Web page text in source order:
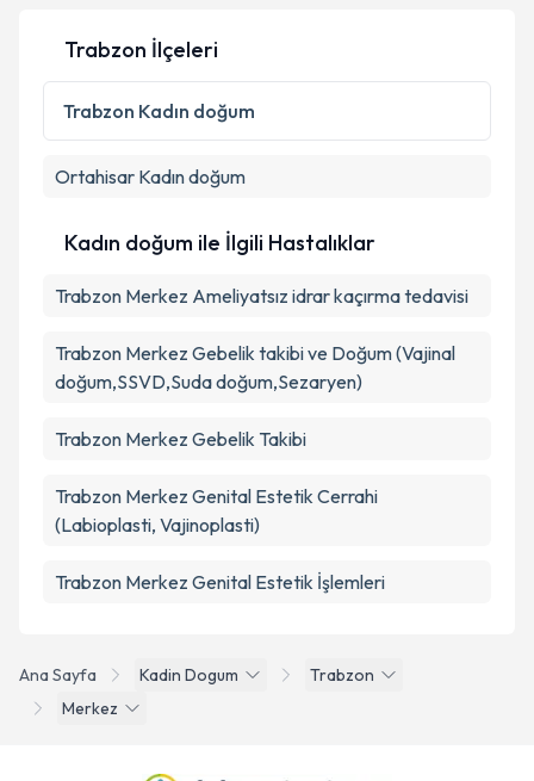
Ana Sayfa Kadin Dogum
Trabzon
Merkez
Trabzon İlçeleri
Trabzon Kadın doğum
Ortahisar Kadın doğum
Kadın doğum ile İlgili Hastalıklar
Trabzon Merkez Ameliyatsız idrar kaçırma tedavisi
Trabzon Merkez Gebelik takibi ve Doğum (Vajinal
doğum,SSVD,Suda doğum,Sezaryen)
Trabzon Merkez Gebelik Takibi
Trabzon Merkez Genital Estetik Cerrahi
(Labioplasti, Vajinoplasti)
Trabzon Merkez Genital Estetik İşlemleri